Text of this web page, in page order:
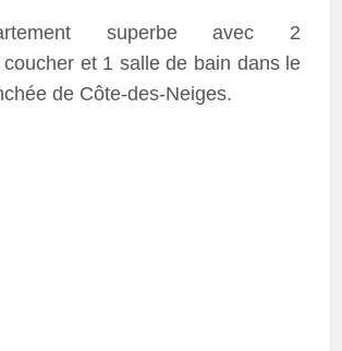
superbe avec 2
et 1 salle de bain dans le
de Côte-des-Neiges.